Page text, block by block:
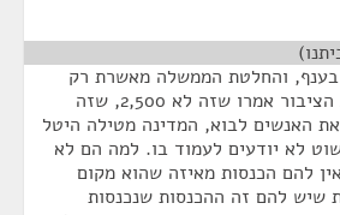
בענף, והחלטת הממשלה מאשרת רק
2,500. בוועדה לפניות הציבור אמרו שזה לא 2,500, שזה
את האנשים לבוא, המדינה מטילה היטל
לא יודעים לעמוד בו. למה הם לא
להם הכנסות מאיזה שהוא מקום
שיש להם זה ההכנסות שנכנסות